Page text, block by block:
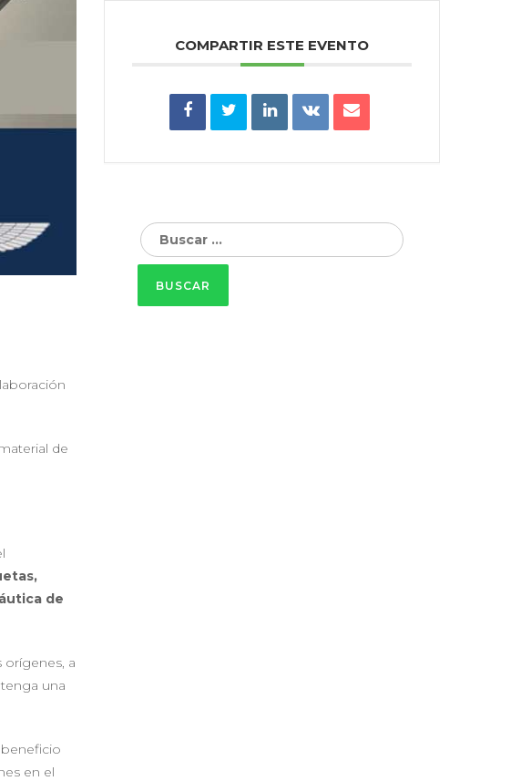
de
de
orígenes, a
una
en el
COMPARTIR ESTE EVENTO
Buscar: